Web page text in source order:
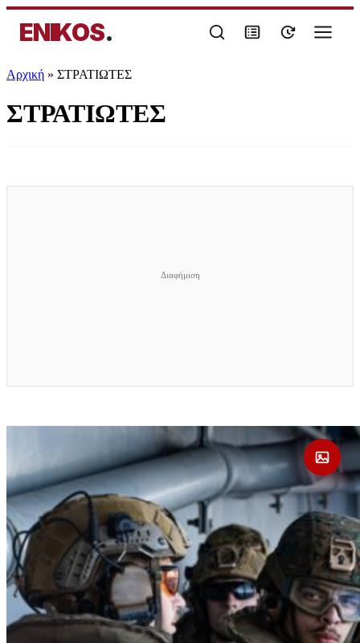
ENIKOS.
Αρχική » ΣΤΡΑΤΙΩΤΕΣ
ΣΤΡΑΤΙΩΤΕΣ